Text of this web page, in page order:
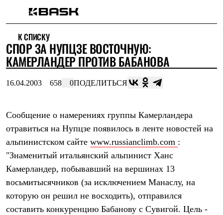
Интернет-магазин
Мужская одежда
Утепленная пухом
Куртки
Жилеты
Куртки
Штормовая одежда
Куртки
Брюки
Софтшелл одежда
Куртки
Брюки
Куртки
Брюки
К СПИСКУ
СПОР ЗА НУПЦЗЕ ВОСТОЧНУЮ:
КАМЕРЛАНДЕР ПРОТИВ БАБАНОВА
16.04.2003 658 0ПОДЕЛИТЬСЯ
Сообщение о намерениях группы Камерландера
отравиться на Нупцзе появилось в ленте новостей на
альпинистском сайте www.russianclimb.com :
"Знаменитый итальянский альпинист Ханс
Камерландер, побывавший на вершинах 13
восьмитысячников (за исключением Манаслу, на
которую он решил не восходить), отправился
составить конкуренцию Бабанову с Сувигой. Цель -